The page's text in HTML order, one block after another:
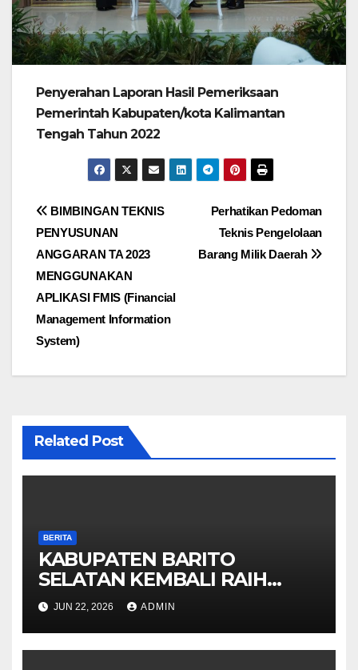
Penyerahan Laporan Hasil Pemeriksaan
Pemerintah Kabupaten/kota Kalimantan
Tengah Tahun 2022
Navigasi
pos
Perhatikan Pedoman
Teknis Pengelolaan
Barang Milik Daerah
BIMBINGAN TEKNIS
PENYUSUNAN
ANGGARAN TA 2023
MENGGUNAKAN
APLIKASI FMIS (Financial
Management Information
System)
Related Post
BERITA
KABUPATEN BARITO
SELATAN KEMBALI RAIH
OPINI WTP DARI BPK 2025
JUN 22, 2026 ADMIN